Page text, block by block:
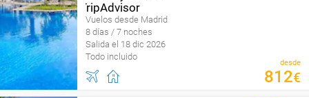
Vuelos desde Madrid
8 días / 7 noches
Salida el 18 dic 2026
Todo incluido
desde
812€